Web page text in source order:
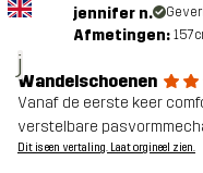
j
jennifer n.
Afmetingen:
Wandelschoenen
Vanaf de eerste keer
verstelbare
Dit is een vertaling. Laat orgineel zien.